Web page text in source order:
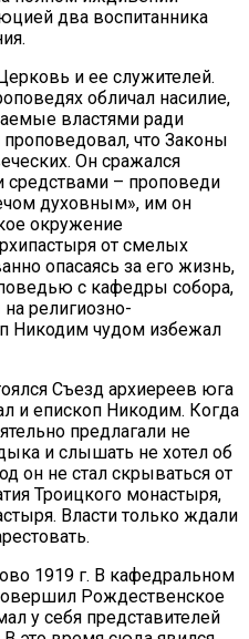
два воспитанника
и ее служителей.
обличал насилие,
властями ради
что Законы
Он сражался
– проповеди
духовным», им он
окружение
от смелых
опасаясь за его жизнь,
с кафедры собора,
религиозно-
Никодим чудом избежал
Съезд архиереев юга
и епископ Никодим. Когда
предлагали не
и слышать не хотел об
он не стал скрываться от
Троицкого монастыря,
Власти только ждали
1919 г. В кафедральном
Рождественское
у себя представителей